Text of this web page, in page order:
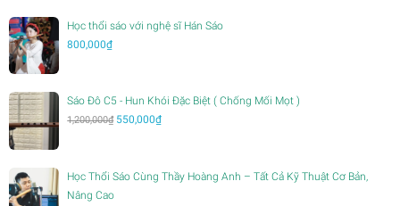
Học thổi sáo với nghệ sĩ Hán Sáo
800,000₫
Sáo Đô C5 - Hun Khói Đặc Biệt ( Chống Mối Mọt )
1,200,000₫ Giá
1,200,000₫.
550,000₫Giá
là:
Học Thổi Sáo Cùng Thầy Hoàng Anh – Tất Cả Kỹ Thuật Cơ Bản,
Nâng Cao